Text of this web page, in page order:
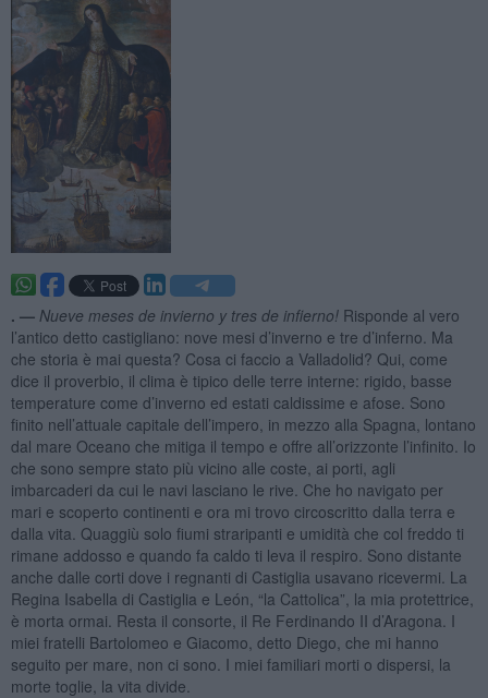
. — Nueve meses de invierno y tres de infierno!Risponde al vero
l’antico detto castigliano: nove mesi d’inverno e tre d’inferno. Ma
che storia è mai questa? Cosa ci faccio a Valladolid? Qui, come
dice il proverbio, il clima è tipico delle terre interne: rigido, basse
temperature come d’inverno ed estati caldissime e afose. Sono
finito nell’attuale capitale dell’impero, in mezzo alla Spagna, lontano
dal mare Oceano che mitiga il tempo e offre all’orizzonte l’infinito. Io
che sono sempre stato più vicino alle coste, ai porti, agli
imbarcaderi da cui le navi lasciano le rive. Che ho navigato per
mari e scoperto continenti e ora mi trovo circoscritto dalla terra e
dalla vita. Quaggiù solo fiumi straripanti e umidità che col freddo ti
rimane addosso e quando fa caldo ti leva il respiro. Sono distante
anche dalle corti dove i regnanti di Castiglia usavano ricevermi. La
Regina Isabella di Castiglia e León, “la Cattolica”, la mia protettrice,
è morta ormai. Resta il consorte, il Re Ferdinando II d’Aragona. I
miei fratelli Bartolomeo e Giacomo, detto Diego, che mi hanno
seguito per mare, non ci sono. I miei familiari morti o dispersi, la
morte toglie, la vita divide.